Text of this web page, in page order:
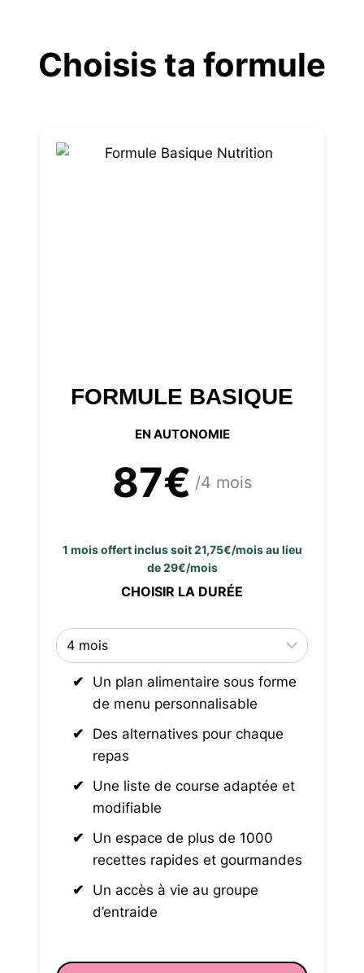
contenuChoisis ta formule
FORMULE BASIQUE
EN AUTONOMIE
87€ /4 mois
1 mois offert inclus soit 21,75€/mois au lieu
de 29€/mois
CHOISIR LA DURÉE
Un plan alimentaire sous forme
de menu personnalisable
Des alternatives pour chaque
repas
Une liste de course adaptée et
modifiable
Un espace de plus de 1000
recettes rapides et gourmandes
Un accès à vie au groupe
d’entraide